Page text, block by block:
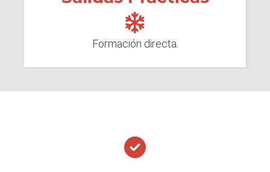
Formación directa.